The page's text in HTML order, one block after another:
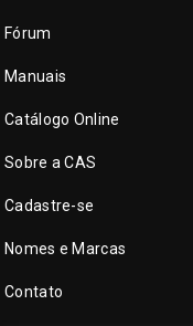
Fórum
Manuais
Catálogo Online
Sobre a CAS
Cadastre-se
Nomes e Marcas
Contato